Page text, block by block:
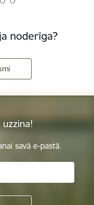
noderīga?
savā e-pastā.